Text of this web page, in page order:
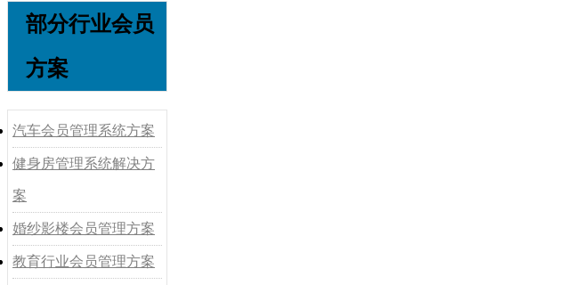
部分行业会员
方案
汽车会员管理系统方案
健身房管理系统解决方
案
婚纱影楼会员管理方案
教育行业会员管理方案